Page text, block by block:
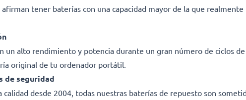
tener baterías con una capacidad mayor de la que
un alto rendimiento y potencia durante un gran número de ciclos
original de tu ordenador portátil.
de seguridad
calidad desde 2004, todas nuestras baterías de repuesto son